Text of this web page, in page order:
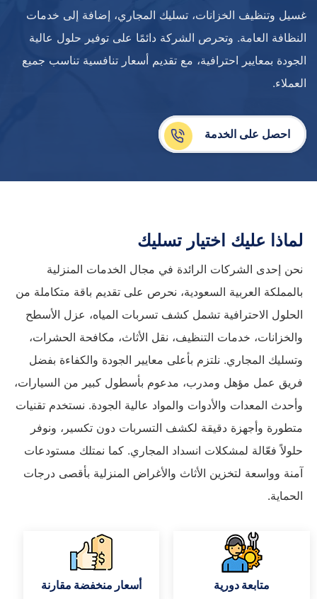
غسيل وتنظيف الخزانات، تسليك المجاري، إضافة إلى خدمات
النظافة العامة. وتحرص الشركة دائمًا على توفير حلول عالية
الجودة بمعايير احترافية، مع تقديم أسعار تنافسية تناسب جميع
العملاء.
احصل على الخدمة
لماذا عليك اختيار تسليك
نحن إحدى الشركات الرائدة في مجال الخدمات المنزلية
بالمملكة العربية السعودية، نحرص على تقديم باقة متكاملة من
الحلول الاحترافية تشمل كشف تسربات المياه، عزل الأسطح
والخزانات، خدمات التنظيف، نقل الأثاث، مكافحة الحشرات،
وتسليك المجاري. نلتزم بأعلى معايير الجودة والكفاءة بفضل
فريق عمل مؤهل ومدرب، مدعوم بأسطول كبير من السيارات،
وأحدث المعدات والأدوات والمواد عالية الجودة. نستخدم تقنيات
متطورة وأجهزة دقيقة لكشف التسربات دون تكسير، ونوفر
حلولاً فعّالة لمشكلات انسداد المجاري. كما نمتلك مستودعات
آمنة وواسعة لتخزين الأثاث والأغراض المنزلية بأقصى درجات
الحماية.
متابعة دورية
أسعار منخفضة مقارنة